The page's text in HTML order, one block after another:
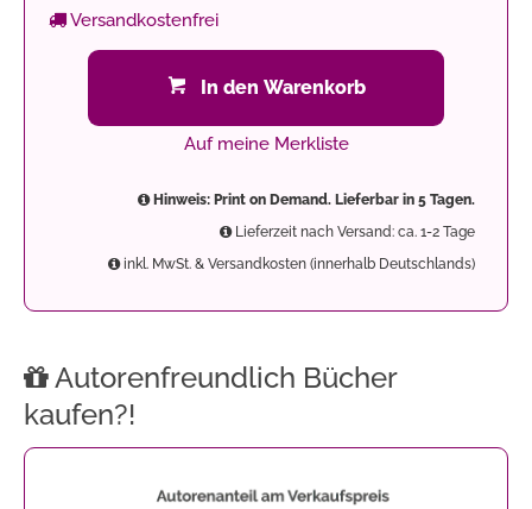
Versandkostenfrei
In den Warenkorb
Auf meine Merkliste
Hinweis: Print on Demand. Lieferbar in 5 Tagen.
Lieferzeit nach Versand: ca. 1-2 Tage
inkl. MwSt. & Versandkosten (innerhalb Deutschlands)
Autorenfreundlich Bücher
kaufen?!